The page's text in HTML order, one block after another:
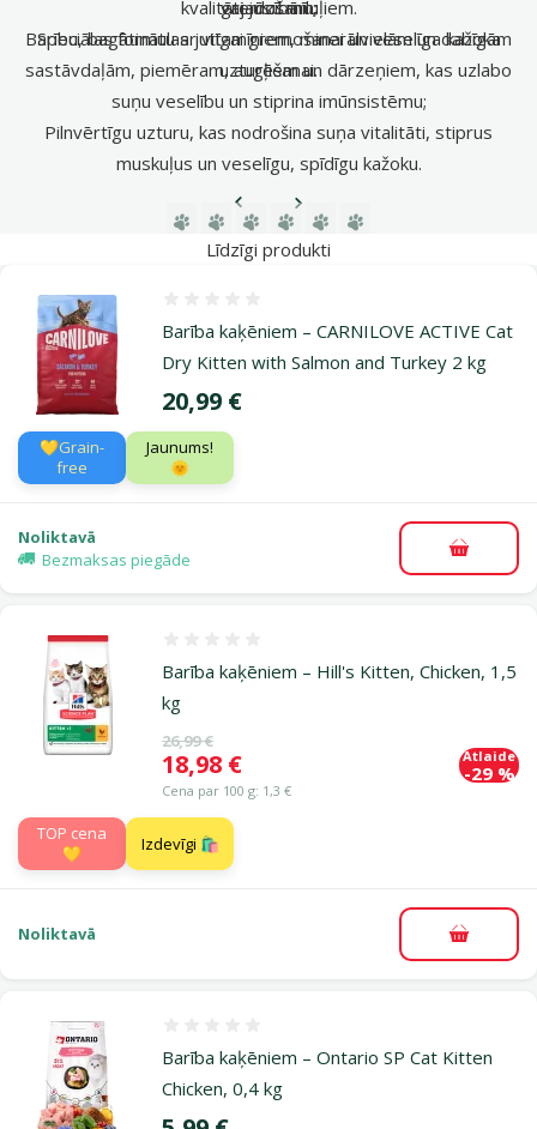
kvalitāti jūsu mīluļiem.
gremošanu;
Barību, bagātinātu ar vitamīniem, minerālvielām un dabīgām
sastāvdaļām, piemēram, augļiem un dārzeņiem, kas uzlabo
suņu veselību un stiprina imūnsistēmu;
Pilnvērtīgu uzturu, kas nodrošina suņa vitalitāti, stiprus
muskuļus un veselīgu, spīdīgu kažoku.
vajadzībām;
Speciālas formulas jutīgai gremošanai un veselīga kažoka
uzturēšanai.
Iepriekšējā lapa
Nākamā lapa
Līdzīgi produkti
Barība kaķēniem – CARNILOVE ACTIVE Cat
Dry Kitten with Salmon and Turkey 2 kg
Cena
20,99 €
💛Grain-
free
Jaunums!
🌞
Noliktavā
Bezmaksas piegāde
Barība kaķēniem – Hill's Kitten, Chicken, 1,5
kg
Oriģinālā cena
26,99 €
Cena
18,98 €
Cena par 100 g: 1,3 €
Atlaide
-29 %
TOP cena
💛
Izdevīgi 🛍️
Noliktavā
Barība kaķēniem – Ontario SP Cat Kitten
Chicken, 0,4 kg